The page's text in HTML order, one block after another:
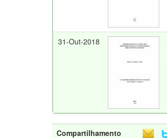
31-Out-2018
Compartilhamento